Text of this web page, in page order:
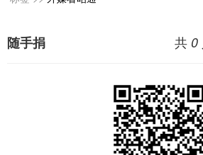
共 0
随手捐